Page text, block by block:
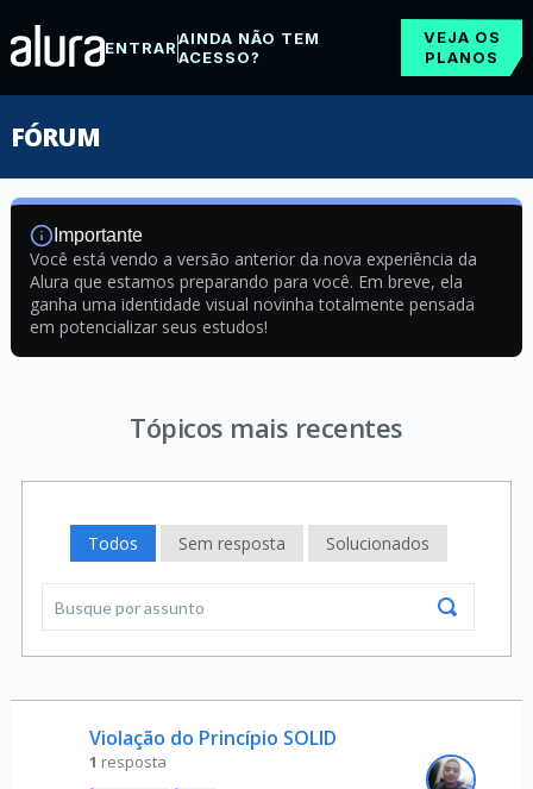
ENTRARAINDA NÃO TEM
ACESSO?
VEJA OS
PLANOS
FÓRUM
Importante
Você está vendo a versão anterior da nova experiência da
Alura que estamos preparando para você. Em breve, ela
ganha uma identidade visual novinha totalmente pensada
em potencializar seus estudos!
Tópicos mais recentes
Todos Sem resposta Solucionados
Violação do Princípio SOLID
1 resposta